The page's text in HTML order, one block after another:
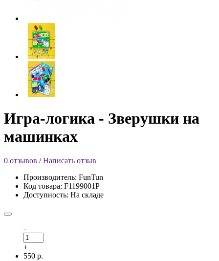
Игра-логика - Зверушки на
машинках
0 отзывов /Написать отзыв
Производитель: FunTun
Код товара: F1199001P
Доступность: На складе
-
+
550 р.